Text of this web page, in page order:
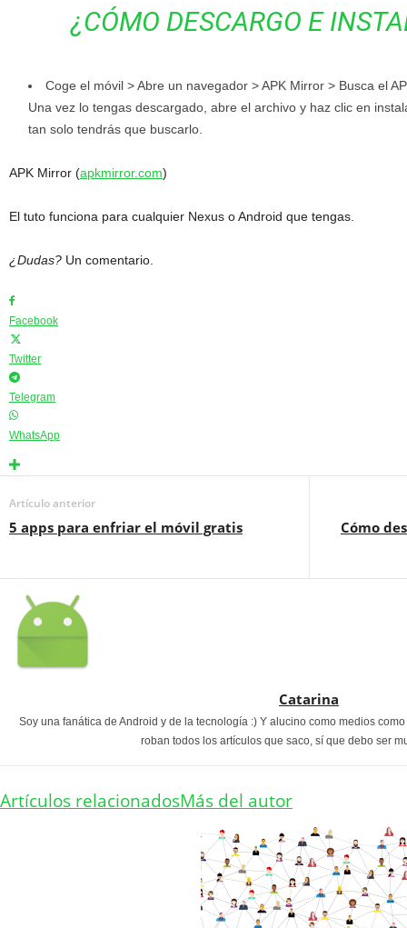
¿CÓMO DESCARGO E
Coge el móvil > Abre un navegador > APK Mirror > Busca el
Una vez lo tengas descargado, abre el archivo y haz clic en
tan solo tendrás que buscarlo.
APK Mirror (apkmirror.com)
El tuto funciona para cualquier Nexus o Android que tengas.
¿Dudas? Un comentario.
Facebook
Twitter
Telegram
WhatsApp
Artículo anterior
5 apps para enfriar el móvil gratis Cómo
Catarina
Soy una fanática de Android y de la tecnología :) Y alucino como medios
roban todos los artículos que saco, sí que debo ser
Artículos relacionadosMás del autor